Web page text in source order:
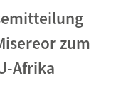
zum
Afrika